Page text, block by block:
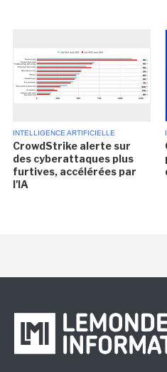
INTELLIGENCE ARTIFICIELLE
CrowdStrike alerte sur
des cyberattaques plus
furtives, accélérées par
l'IA